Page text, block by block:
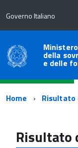
Governo Italiano
della
e delle
Percorso
Home Risultato
Risultato